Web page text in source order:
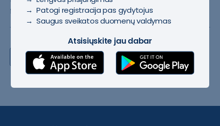
funcionalumu​s
→ Patogi registracija pas gydytojus
→ Saugus sveikatos duomenų valdymas
Atsisiųskite jau dabar